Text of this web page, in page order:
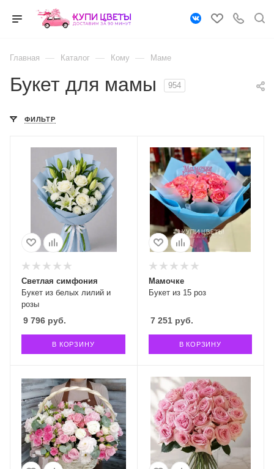
Главная — Каталог — Кому — Маме
Букет для мамы 954
ФИЛЬТР
Букет из белых лилий и
розы
Светлая симфония
9 796 руб.
В КОРЗИНУ
Букет из 15 роз
Мамочке
7 251руб.
В КОРЗИНУ